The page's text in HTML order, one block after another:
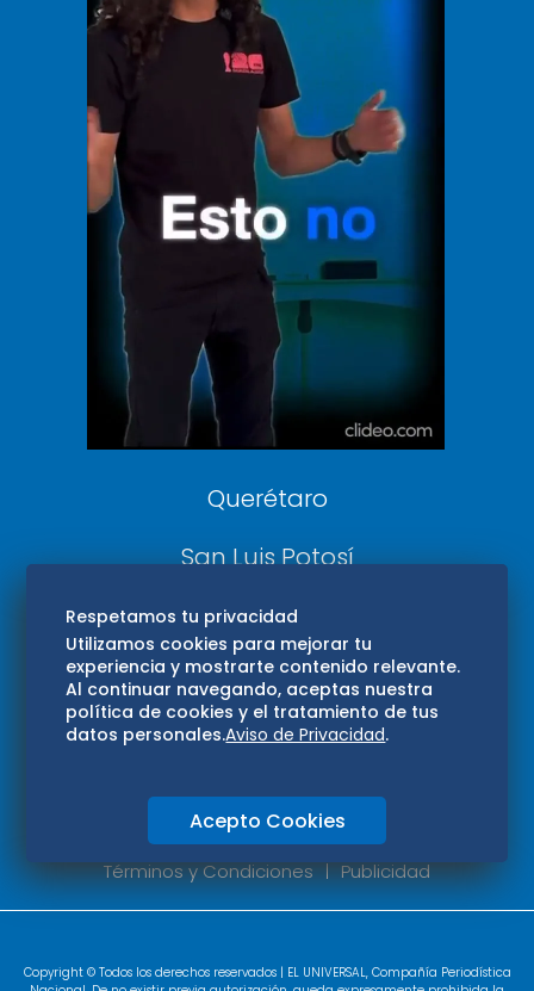
El Universal
Vive USA
Clase
De 10 sports
DeDinero
Confabulario
Aviso Oportuno
Consultas
Querétaro
San Luis Potosí
Edomex
Consultas
Hidalgo
Oaxaca
Aviso de privacidad
Directorio
Términos y Condiciones
Publicidad
Copyright © Todos los derechos reservados | EL UNIVERSAL, Compañía Periodística
Respetamos tu privacidad
Utilizamos cookies para mejorar tu
experiencia y mostrarte contenido relevante.
Al continuar navegando, aceptas nuestra
política de cookies y el tratamiento de tus
datos personales.Aviso de Privacidad.
Acepto Cookies